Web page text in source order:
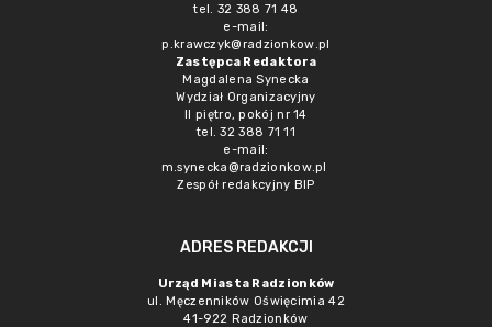
tel. 32 388 71 48
e-mail:
p.krawczyk@radzionkow.pl
Zastępca Redaktora
Magdalena Synecka
Wydział Organizacyjny
II piętro, pokój nr 14
tel. 32 388 71 11
e-mail:
m.synecka@radzionkow.pl
Zespół redakcyjny BIP
ADRES REDAKCJI
Urząd Miasta Radzionków
ul. Męczenników Oświęcimia 42
41-922 Radzionków